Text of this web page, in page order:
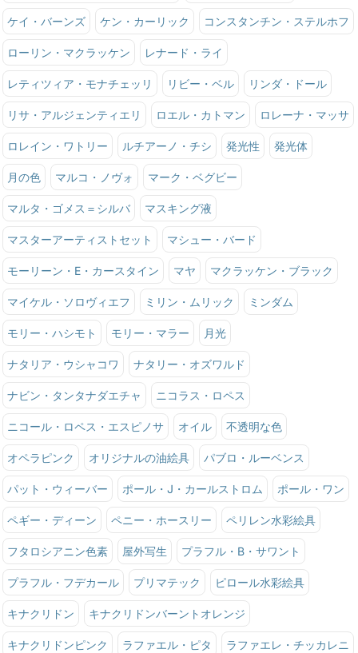
ケイ・バーンズ ケン・カーリック コンスタンチン・ステルホフ
ローリン・マクラッケン レナード・ライ
レティツィア・モナチェッリ リビー・ベル リンダ・ドール
リサ・アルジェンティエリ ロエル・カトマン ロレーナ・マッサ
ロレイン・ワトリー ルチアーノ・チシ 発光性 発光体
月の色 マルコ・ノヴォ マーク・ベグビー
マルタ・ゴメス＝シルバ マスキング液
マスターアーティストセット マシュー・バード
モーリーン・E・カースタイン マヤ マクラッケン・ブラック
マイケル・ソロヴィエフ ミリン・ムリック ミンダム
モリー・ハシモト モリー・マラー 月光
ナタリア・ウシャコワ ナタリー・オズワルド
ナビン・タンタナダエチャ ニコラス・ロペス
ニコール・ロペス・エスピノサ オイル 不透明な色
オペラピンク オリジナルの油絵具 パブロ・ルーベンス
パット・ウィーバー ポール・J・カールストロム ポール・ワン
ペギー・ディーン ペニー・ホースリー ペリレン水彩絵具
フタロシアニン色素 屋外写生 プラフル・B・サワント
プラフル・フデカール プリマテック ピロール水彩絵具
キナクリドン キナクリドンバーントオレンジ
キナクリドンピンク ラファエル・ピタ ラファエレ・チッカレニ